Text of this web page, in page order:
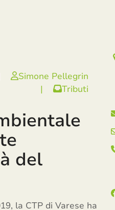
Simone Pellegrin
|
Tributi
del
la CTP di Varese ha